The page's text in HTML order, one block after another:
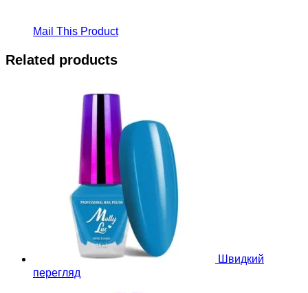
Mail This Product
Related products
Швидкий
перегляд